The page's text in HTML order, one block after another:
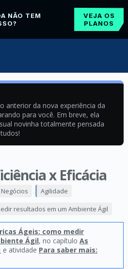
NÃO TEM
VEJA OS
PLANOS
anterior da nova experiência da
para você. Em breve, ela
novinha totalmente pensada
x Eficácia
Agilidade
resultados em um Ambiente Ágil
Ágeis: como medir
Ágil, no capítulo As
e atividade Para saber mais: